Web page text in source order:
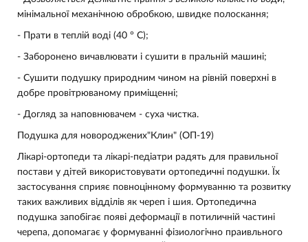
мінімальної механічною обробкою, швидке полоскання;
- Прати в теплій воді (40 ° С);
- Заборонено вичавлювати і сушити в пральній машині;
- Сушити подушку природним чином на рівній поверхні в
добре провітрюваному приміщенні;
- Догляд за наповнювачем - суха чистка.
Подушка для новороджених"Клин" (ОП-19)
Лікарі-ортопеди та лікарі-педіатри радять для правильної
постави у дітей використовувати ортопедичні подушки. Їх
застосування сприяє повноцінному формуванню та розвитку
таких важливих відділів як череп і шия. Ортопедична
подушка запобігає появі деформації в потиличній частині
черепа, допомагає у формуванні фізиологічно праивльного